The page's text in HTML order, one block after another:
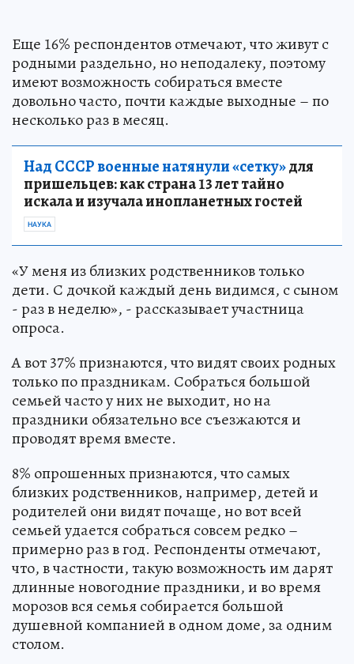
Еще 16% респондентов отмечают, что живут с
родными раздельно, но неподалеку, поэтому
имеют возможность собираться вместе
довольно часто, почти каждые выходные – по
несколько раз в месяц.
Над СССР военные натянули «сетку»для
пришельцев: как страна 13 лет тайно
искала и изучала инопланетных гостей
НАУКА
«У меня из близких родственников только
дети. С дочкой каждый день видимся, с сыном
- раз в неделю», - рассказывает участница
опроса.
А вот 37% признаются, что видят своих родных
только по праздникам. Собраться большой
семьей часто у них не выходит, но на
праздники обязательно все съезжаются и
проводят время вместе.
8% опрошенных признаются, что самых
близких родственников, например, детей и
родителей они видят почаще, но вот всей
семьей удается собраться совсем редко –
примерно раз в год. Респонденты отмечают,
что, в частности, такую возможность им дарят
длинные новогодние праздники, и во время
морозов вся семья собирается большой
душевной компанией в одном доме, за одним
столом.